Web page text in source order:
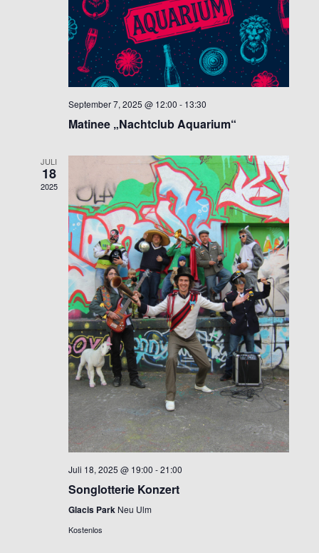
September 7, 2025 @ 12:00 - 13:30
Matinee „Nachtclub Aquarium“
JULI
18
2025
Juli 18, 2025 @ 19:00 -21:00
Songlotterie Konzert
Glacis Park Neu Ulm
Kostenlos